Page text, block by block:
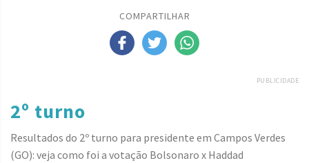
COMPARTILHAR
PUBLICIDADE
2º turno
Resultados do 2º turno para presidente em Campos Verdes
(GO): veja como foi a votação Bolsonaro x Haddad